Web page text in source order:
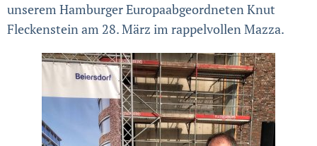
unserem Hamburger Europaabgeordneten Knut
Fleckenstein am 28. März im rappelvollen Mazza.